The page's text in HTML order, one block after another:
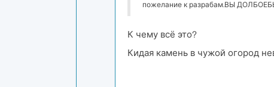
пожелание к разрабам.ВЫ ДОЛБОЕБЫ
К чему всё это?
Кидая камень в чужой огород